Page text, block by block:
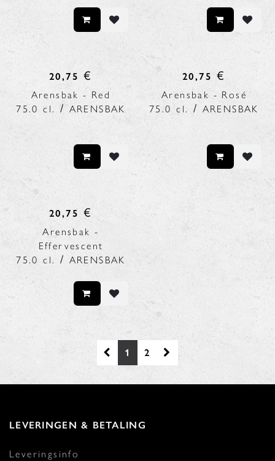
20,75 €
Arensbak - Red
75.0 cl. /ARENSBAK
20,75 €
Arensbak - Rosé
75.0 cl. / ARENSBAK
20,75 €
Arensbak -
Effervescent
75.0 cl. / ARENSBAK
1 2
LEVERINGEN & BETALING
Leveringsinfo